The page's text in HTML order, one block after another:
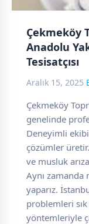
Çekmeköy
Anadolu
Tesisatçısı
Aralık 15, 2025
Çekmeköy
genelinde
Deneyimli
çözümler üretir.
ve musluk
Aynı
yaparız.
problemleri
yöntemleriyle